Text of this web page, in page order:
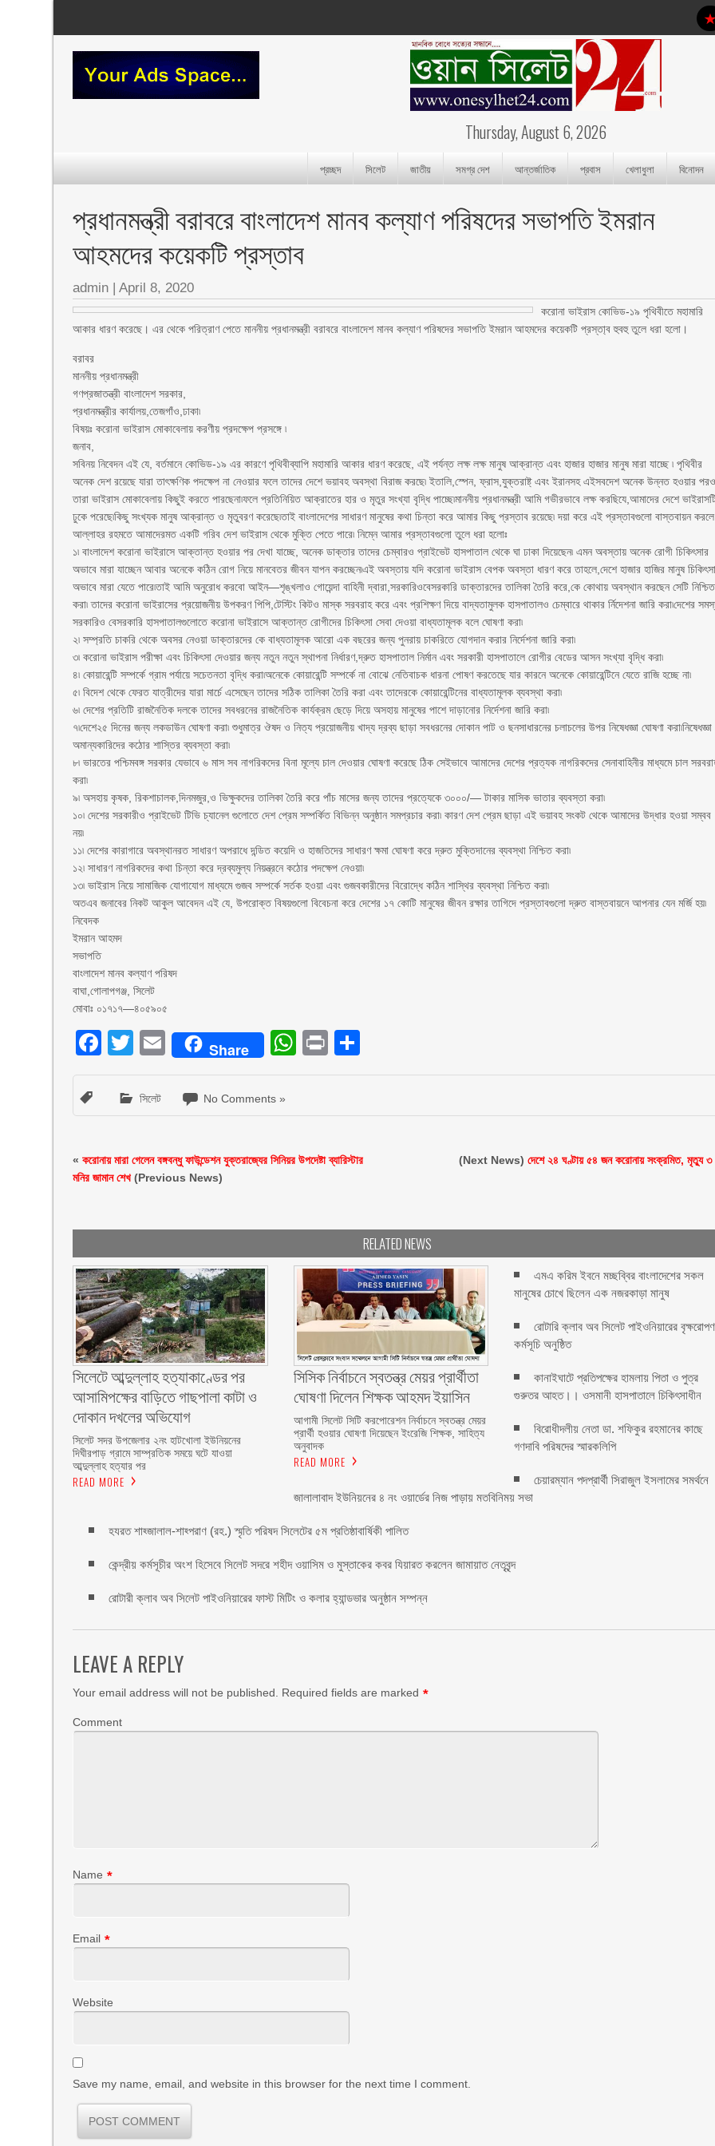
Thursday, August 6, 2026
প্রচ্ছদ সিলেট জাতীয় সমগ্র দেশ আন্তর্জাতিক প্রবাস খেলাধুলা বিনোদন
প্রধানমন্ত্রী বরাবরে বাংলাদেশ মানব কল্যাণ পরিষদের সভাপতি ইমরান
আহমদের কয়েকটি প্রস্তাব
admin |April 8, 2020
করোনা ভাইরাস কোভিড-১৯ পৃথিবীতে মহামারি
আকার ধারণ করেছে। এর থেকে পরিত্রাণ পেতে মাননীয় প্রধানমন্ত্রী বরাবরে বাংলাদেশ মানব কল্যাণ পরিষদের সভাপতি ইমরান আহমদের কয়েকটি প্রস্তা্ব হুবহু তুলে ধরা হলো।
বরাবর
মাননীয় প্রধানমন্ত্রী
গণপ্রজাতন্ত্রী বাংলাদেশ সরকার,
প্রধানমন্ত্রীর কার্যালয়,তেজগাঁও,ঢাকা৷
বিষয়ঃ করোনা ভাইরাস মোকাবেলায় করণীয় প্রদক্ষেপ প্রসঙ্গে ৷
জনাব,
সবিনয় নিবেদন এই যে, বর্তমানে কোভিড-১৯ এর কারণে পৃথিবীব্যাপি মহামারি আকার ধারণ করেছে, এই পর্যন্ত লক্ষ লক্ষ মানুষ আক্রান্ত এবং হাজার হাজার মানুষ মারা যাচ্ছে ৷ পৃথিবীর
অনেক দেশ রয়েছে যারা তাৎক্ষণিক পদক্ষেপ না নেওয়ার ফলে তাদের দেশে ভয়াবহ অবস্থা বিরাজ করছে৷ ইতালি,স্পেন, ফ্রাস,যুক্তরাষ্ট্ এবং ইরানসহ এইসবদেশ অনেক উন্নত হওয়ার
তারা ভাইরাস মোকাবেলায় কিছুই করতে পারছেনা৷ফলে প্রতিনিয়িত আক্রাতের হার ও মৃতুর সংখ্যা বৃদ্ধি পাচ্ছে৷মাননীয় প্রধানমন্ত্রী আমি গভীরভাবে লক্ষ করছিযে,আমাদের দেশে
ঢুকে পরেছে৷কিছু সংখ্যক মানুষ আক্রান্ত ও মৃতুবরণ করেছে৷তাই বাংলাদেশের সাধারণ মানুষের কথা চিন্তা করে আমার কিছু প্রস্তাব রয়েছে৷ দয়া করে এই প্রস্তাবগুলো বাস্তবায়ন করলে
আল্লাহর রহমতে আমাদেরমত একটি গরিব দেশ ভাইরাস থেকে মুক্তি পেতে পারে৷ নিম্নে আমার প্রস্তাবগুলো তুলে ধরা হলোঃ
১৷ বাংলাদেশ করোনা ভাইরাসে আক্তান্ত হওয়ার পর দেখা যাচ্ছে, অনেক ডাক্তার তাদের চেম্বারও প্রাইভেট হাসপাতাল থেকে ঘা ঢাকা দিয়েছেন৷ এমন অবস্তায় অনেক রোগী চিকিৎসার
অভাবে মারা যাচ্ছেন আবার অনেকে কঠিন রোগ নিয়ে মানবেতর জীবন যাপন করচ্ছেন৷এই অবস্তায় যদি করোনা ভাইরাস বেপক অবস্তা ধারণ করে তাহলে,দেশে হাজার হাজির মানুষ
অভাবে মারা যেতে পারে৷তাই আমি অনুরোধ করবো আইন—শৃঙ্খলাও গোয়েন্দা বাহিনী দ্বারা,সরকারিওবেসরকারি ডাক্তারদের তালিকা তৈরি করে,কে কোথায় অবস্থান করছেন সেটি নিশ্চিত
করা৷ তাদের করোনা ভাইরাসের প্রয়োজনীয় উপকরণ পিপি,টেস্টিং কিটও মাস্ক সরবরাহ করে এবং প্রশিক্ষণ দিয়ে বাদ্যতামুলক হাসপাতালও চেম্বারে থাকার র্নিদেশনা জারি করা৷দেশের
সরকারিও বেসরকারি হাসপাতালগুলোতে করোনা ভাইরাসে আক্তান্ত রোগীদের চিকিৎসা সেবা দেওয়া বাধ্যতামূলক বলে ঘোষণা করা৷
২৷ সম্প্রতি চাকরি থেকে অবসর নেওয়া ডাক্তারদের কে বাধ্যতামূলক আরো এক বছরের জন্য পুনরায় চাকরিতে যোগদান করার নির্দেশনা জারি করা৷
৩৷ করোনা ভাইরাস পরীক্ষা এবং চিকিৎসা দেওয়ার জন্য নতুন নতুন স্থাপনা নির্ধারণ,দ্রুত হাসপাতাল নির্মান এবং সরকারী হাসপাতালে রোগীর বেডের আসন সংখ্যা বৃদ্ধি করা৷
৪৷ কোয়ারেন্টি সম্পর্কে গ্রাম পর্যায়ে সচেতনতা বৃদ্ধি করা৷অনেকে কোয়ারেন্টি সম্পর্কে না বোঝে নেতিবাচক ধারনা পোষণ করতেছে যার কারনে অনেকে কোয়ারেন্টিনে যেতে রাজি হচ্ছে না৷
৫৷ বিদেশ থেকে ফেরত যাত্রীদের যারা মার্চে এসেছেন তাদের সঠিক তালিকা তৈরি করা এবং তাদেরকে কোয়ারেন্টিনের বাধ্যতামূলক ব্যবস্থা করা৷
৬৷ দেশের প্রতিটি রাজনৈতিক দলকে তাদের সবধরনের রাজনৈতিক কার্যক্রম ছেড়ে দিয়ে অসহায় মানুষের পাশে দাড়ানোর নির্দেশনা জারি করা৷
৭৷দেশে২৫ দিনের জন্য লকডাউন ঘোষণা করা৷ শুধুমাত্র ঔষদ ও নিত্য প্রয়োজনীয় খাদ্য দ্রব্য ছাড়া সবধরনের দোকান পাট ও ছনসাধারনের চলাচলের উপর নিষেধজ্ঞা ঘোষণা করা৷নিষেধজ্ঞা
অমান্যকারিদের কঠোর শাস্তির ব্যবস্তা করা৷
৮৷ ভারতের পশ্চিমবঙ্গ সরকার যেভাবে ৬ মাস সব নাগরিকদের বিনা মূল্যে চাল দেওয়ার ঘোষণা করেছে ঠিক সেইভাবে আমাদের দেশের প্রত্যক নাগরিকদের সেনাবাহিনীর মাধ্যমে চাল
করা৷
৯৷ অসহায় কৃষক, রিকশাচালক,দিনমজুর,ও ভিক্ষুকদের তালিকা তৈরি করে পাঁচ মাসের জন্য তাদের প্রত্যেকে ৩০০০/— টাকার মাসিক ভাতার ব্যবস্তা করা৷
১০৷ দেশের সরকারীও প্রাইভেট টিভি চ্যানেল গুলোতে দেশ প্রেম সম্পর্কিত বিভিন্ন অনুষ্ঠান সমপ্রচার করা৷ কারণ দেশ প্রেম ছাড়া এই ভয়াবহ সংকট থেকে আমাদের উদ্ধার হওয়া সম্বব
নয়৷
১১৷ দেশের কারাগারে অবস্থানরত সাধারণ অপরাধে দন্ডিত কয়েদি ও হাজতিদের সাধারণ ক্ষমা ঘোষণা করে দ্রুত মুক্তিদানের ব্যবস্থা নিশ্চিত করা৷
১২৷ সাধারণ নাগরিকদের কথা চিন্তা করে দ্রব্যমুল্য নিয়ন্ত্রনে কঠোর পদক্ষেপ নেওয়া৷
১৩৷ ভাইরাস নিয়ে সামাজিক যোগাযোগ মাধ্যমে গুজব সম্পর্কে সর্তক হওয়া এবং গুজবকারীদের বিরোদ্ধে কঠিন শাস্থির ব্যবস্থা নিশ্চিত করা৷
অতএব জনাবের নিকট আকুল আবেদন এই যে, উপরোক্ত বিষয়গুলো বিবেচনা করে দেশের ১৭ কোটি মানুষের জীবন রক্ষার তাগিদে প্রস্তাবগুলো দ্রুত বাস্তবায়নে আপনার যেন মর্জি হয়৷
নিবেদক
ইমরান আহমদ
সভাপতি
বাংলাদেশ মানব কল্যাণ পরিষদ
বাঘা,গোলাপগঞ্জ, সিলেট
মোবাঃ ০১৭১৭—৪০৫৯০৫
Facebook
Twitter
EmailShare WhatsApp
Print
সিলেট No Comments »
«করোনায় মারা গেলেন বঙ্গবন্ধু ফাউন্ডেশন যুক্তরাজ্যের সিনিয়র উপদেষ্টা ব্যারিস্টার
মনির জামান শেখ (Previous News)
(Next News)দেশে ২৪ ঘণ্টায় ৫৪ জন করোনায় সংক্রমিত, মৃত্যু ৩
RELATED NEWS
সিলেটে আব্দুল্লাহ হত্যাকাণ্ডের পর
আসামিপক্ষের বাড়িতে গাছপালা কাটা ও
দোকান দখলের অভিযোগ
সিলেট সদর উপজেলার ২নং হাটখোলা ইউনিয়নের
দিঘীরপাড় গ্রামে সাম্প্রতিক সময়ে ঘটে যাওয়া
আব্দুল্লাহ হত্যার পর
READ MORE
সিসিক নির্বাচনে স্বতন্ত্র মেয়র প্রার্থীতা
ঘোষণা দিলেন শিক্ষক আহমদ ইয়াসিন
আগামী সিলেট সিটি করপোরেশন নির্বাচনে স্বতন্ত্র মেয়র
প্রার্থী হওয়ার ঘোষণা দিয়েছেন ইংরেজি শিক্ষক, সাহিত্য
অনুবাদক
READ MORE
এমএ করিম ইবনে মচ্ছব্বির বাংলাদেশের সকল
মানুষের চোখে ছিলেন এক নজরকাড়া মানুষ ‎
রোটারি ক্লাব অব সিলেট পাইওনিয়ারের বৃক্ষরোপণ
কর্মসূচি অনুষ্ঠিত
কানাইঘাটে প্রতিপক্ষের হামলায় পিতা ও পুত্র
গুরুতর আহত।। ওসমানী হাসপাতালে চিকিৎসাধীন
বিরোধীদলীয় নেতা ডা. শফিকুর রহমানের কাছে
গণদাবি পরিষদের স্মারকলিপি ‎
চেয়ারম্যান পদপ্রার্থী সিরাজুল ইসলামের সমর্থনে
জালালাবাদ ইউনিয়নের ৪ নং ওয়ার্ডের নিজ পাড়ায় মতবিনিময় সভা
হযরত শাহ্জালাল-শাহ্পরাণ (রহ.) স্মৃতি পরিষদ সিলেটের ৫ম প্রতিষ্ঠাবার্ষিকী পালিত ‎​
কেন্দ্রীয় কর্মসূচীর অংশ হিসেবে সিলেট সদরে শহীদ ওয়াসিম ও মুস্তাকের কবর যিয়ারত করলেন জামায়াত নেতৃবৃন্দ ‎
রোটারী ক্লাব অব সিলেট পাইওনিয়ারের ফাস্ট মিটিং ও কলার হ্যান্ডভার অনুষ্ঠান সম্পন্ন
LEAVE A REPLY
Your email address will not be published. Required fields are marked *
Comment
Name *
Email *
Website
Save my name, email, and website in this browser for the next time I comment.